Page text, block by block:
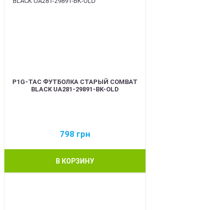
P1G-TAC ФУТБОЛКА СТАРЫЙ COMBAT
BLACK UA281-29891-BK-OLD
798 грн
В КОРЗИНУ